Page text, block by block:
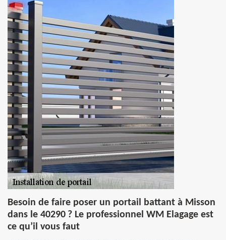
Besoin de faire poser un portail battant à Misson
dans le 40290 ? Le professionnel WM Elagage est
ce qu’il vous faut